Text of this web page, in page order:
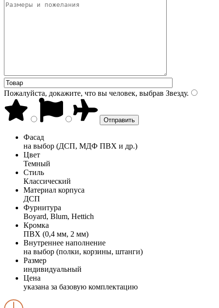
Пожалуйста, докажите, что вы человек, выбрав Звезду.
Фасад
на выбор (ДСП, МДФ ПВХ и др.)
Цвет
Темный
Стиль
Классический
Материал корпуса
ДСП
Фурнитура
Boyard, Blum, Hettich
Кромка
ПВХ (0,4 мм, 2 мм)
Внутреннее наполнение
на выбор (полки, корзины, штанги)
Размер
индивидуальный
Цена
указана за базовую комплектацию